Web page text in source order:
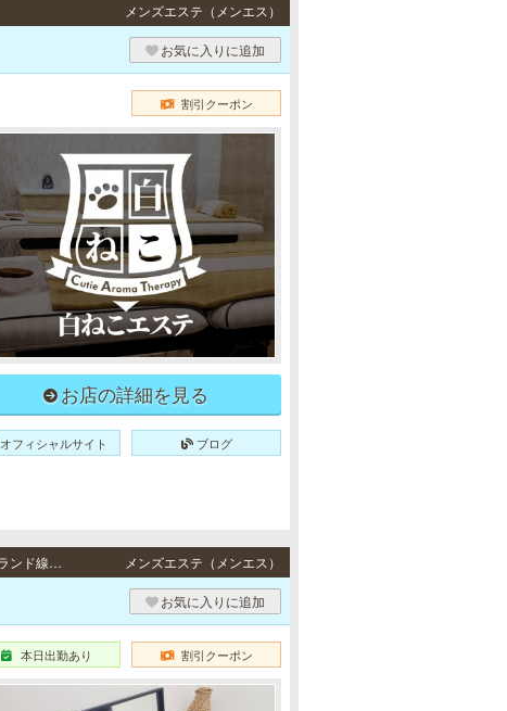
メンズエステ（メンエス）
お気に入りに追加
割引クーポン
お店の詳細を見る
オフィシャルサイト ブログ
三宮 / JR東海道本線「三ノ宮駅」・阪急各線／阪神本線「神戸三宮駅」・ポートアイランド線「三宮駅」・地下鉄各線「三宮駅」より徒歩5分 メンズエステ（メンエス）
お気に入りに追加
本日出勤あり 割引クーポン